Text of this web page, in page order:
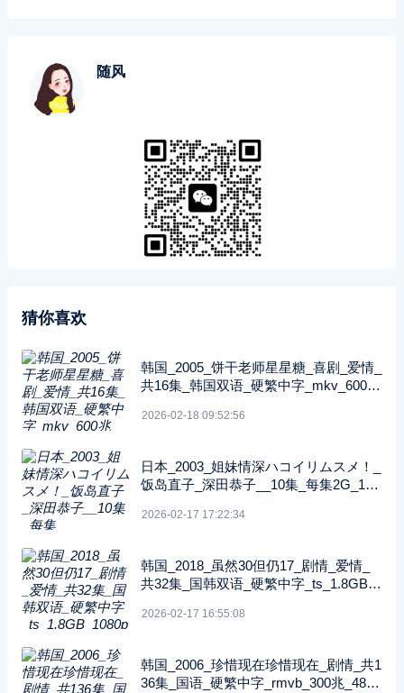
随风
猜你喜欢
韩国_2005_饼干老师星星糖_喜剧_爱情_
共16集_韩国双语_硬繁中字_mkv_600兆
2026-02-18 09:52:56
日本_2003_姐妹情深ハコイリムスメ！_
饭岛直子_深田恭子__10集_每集2G_108
2026-02-17 17:22:34
韩国_2018_虽然30但仍17_剧情_爱情_
共32集_国韩双语_硬繁中字_ts_1.8GB_1
2026-02-17 16:55:08
韩国_2006_珍惜现在珍惜现在_剧情_共1
36集_国语_硬繁中字_rmvb_300兆_480p